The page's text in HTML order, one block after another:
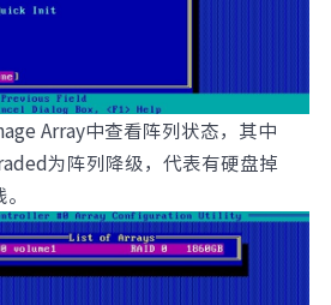
Array中查看阵列状态，其中
为阵列降级，代表有硬盘掉